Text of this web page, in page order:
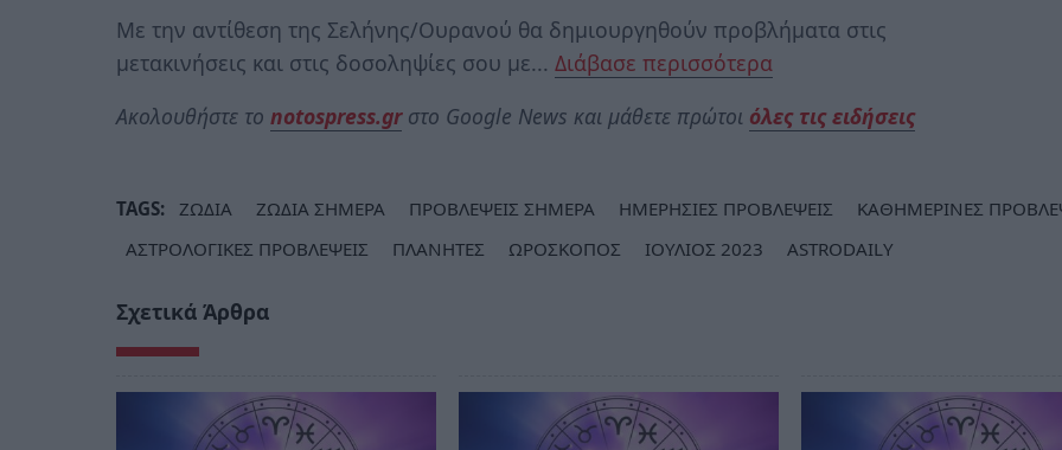
Με την αντίθεση της Σελήνης/Ουρανού θα δημιουργηθούν προβλήματα στις
μετακινήσεις και στις δοσοληψίες σου με... Διάβασε περισσότερα
Ακολουθήστε το notospress.grστο Google News και μάθετε πρώτοι όλες τις ειδήσεις
TAGS: ΖΩΔΙΑ ΖΩΔΙΑ ΣΗΜΕΡΑ ΠΡΟΒΛΕΨΕΙΣ ΣΗΜΕΡΑ ΗΜΕΡΗΣΙΕΣ ΠΡΟΒΛΕΨΕΙΣ
ΚΑΘΗΜΕΡΙΝΕΣ
ΑΣΤΡΟΛΟΓΙΚΕΣ ΠΡΟΒΛΕΨΕΙΣ
ΠΛΑΝΗΤΕΣ ΩΡΟΣΚΟΠΟΣ ΙΟΥΛΙΟΣ 2023 ASTRODAILY
Σχετικά Άρθρα